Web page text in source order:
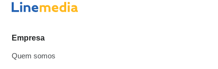
Empresa
Quem somos